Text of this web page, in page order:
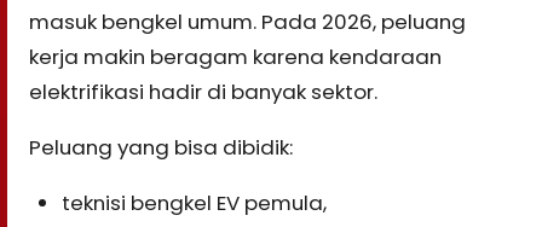
masuk bengkel umum. Pada 2026, peluang
kerja makin beragam karena kendaraan
elektrifikasi hadir di banyak sektor.
Peluang yang bisa dibidik:
teknisi bengkel EV pemula,